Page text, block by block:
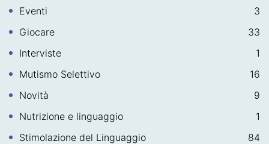
Eventi
3
Giocare
33
Interviste
1
Mutismo Selettivo
16
Novità
9
Nutrizione e linguaggio
1
Stimolazione del Linguaggio
84